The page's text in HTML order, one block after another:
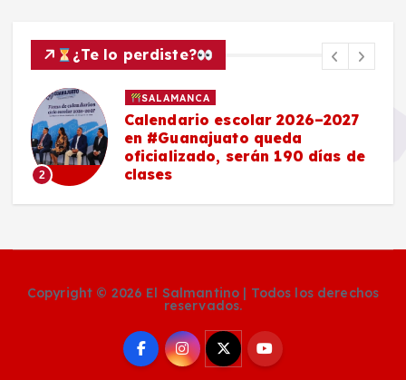
¿Te lo perdiste?
2
SALAMANCA
Calendario escolar 2026–2027
en #Guanajuato queda
oficializado, serán 190 días de
clases
Copyright © 2026 El Salmantino | Todos los derechos
reservados.